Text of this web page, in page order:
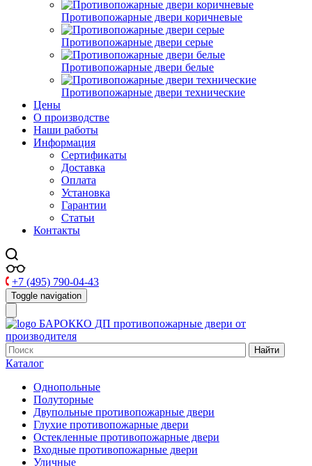
Противопожарные двери коричневые
Противопожарные двери серые
Противопожарные двери белые
Противопожарные двери технические
Цены
О производстве
Наши работы
Информация
Сертификаты
Доставка
Оплата
Установка
Гарантии
Статьи
Контакты
+7 (495) 790-04-43
Toggle navigation
БАРОККО ДП противопожарные двери от
производителя
Найти
Каталог
Однопольные
Полуторные
Двупольные противопожарные двери
Глухие противопожарные двери
Остекленные противопожарные двери
Входные противопожарные двери
Уличные